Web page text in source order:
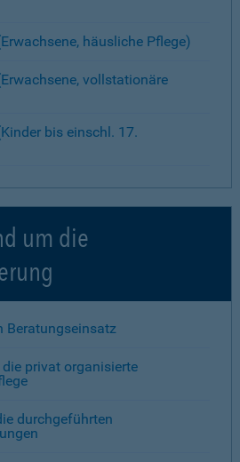
häusliche Pflege)
vollstationäre
bis einschl. 17.
um die
Beratungseinsatz
privat organisierte
durchgeführten